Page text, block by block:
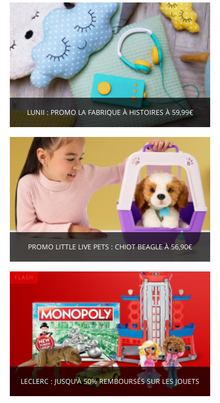
LUNII : PROMO LA FABRIQUE À HISTOIRES À 59,99€
PROMO LITTLE LIVE PETS : CHIOT BEAGLE À 56,90€
FLASH
LECLERC : JUSQU'À 50% REMBOURSÉS SUR LES JOUETS